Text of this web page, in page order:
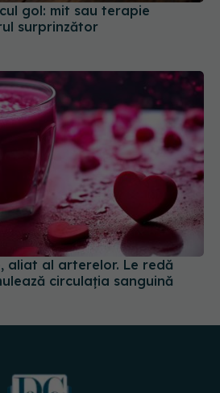
aliat al arterelor. Le redă
circulația sanguină